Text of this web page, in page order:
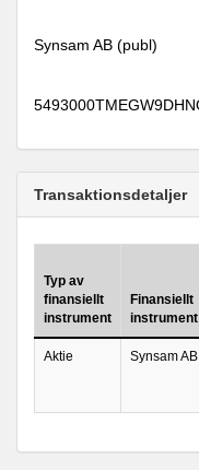
Synsam AB (publ)
Transaktionsdetaljer
Typ av
finansiellt
instrument
Finansiellt
instrument
Aktie Synsam AB